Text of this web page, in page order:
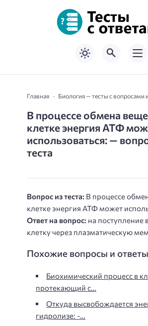
Главная Биология — тесты с вопросами
В процессе обмена
клетке энергия АТФ
использоваться: —
теста
Вопрос из теста: В процессе
клетке энергия АТФ может
Ответ на вопрос: на поступление
клетку через плазматическую
Похожие вопросы и
Биохимический процесс в
протекающий с…
Откуда высвобождается
гидролизе: -…